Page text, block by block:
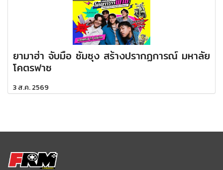
ยามาฮ่า จับมือ ซัมซุง สร้างปรากฏการณ์ มหาลัย
โคตรฟาซ
3 ส.ค. 2569